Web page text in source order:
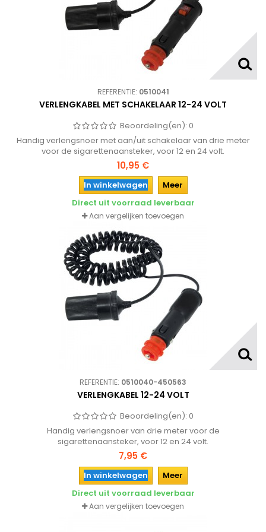
REFERENTIE: 0510041
VERLENGKABEL MET SCHAKELAAR 12-24 VOLT
Beoordeling(en): 0
Handig verlengsnoer met aan/uit schakelaar van drie meter
voor de sigarettenaansteker, voor 12 en 24 volt.
10,95 €
In winkelwagen
Meer
Direct uit voorraad leverbaar
Aan vergelijken toevoegen
REFERENTIE: 0510040-450563
VERLENGKABEL 12-24 VOLT
Beoordeling(en): 0
Handig verlengsnoer van drie meter voor de
sigarettenaansteker, voor 12 en 24 volt.
7,95 €
In winkelwagen
Meer
Direct uit voorraad leverbaar
Aan vergelijken toevoegen